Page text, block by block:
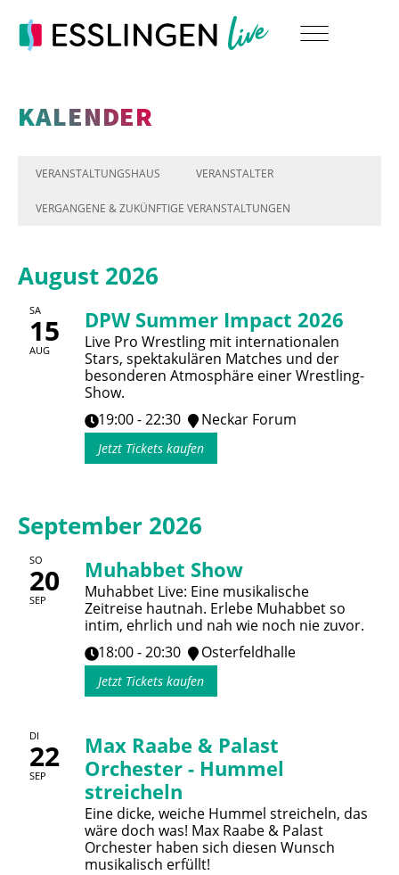
KALENDER
VERANSTALTUNGSHAUS VERANSTALTER
VERGANGENE & ZUKÜNFTIGE VERANSTALTUNGEN
August 2026
SA
15
AUG
DPW Summer Impact 2026
Live Pro Wrestling mit internationalen
Stars, spektakulären Matches und der
besonderen Atmosphäre einer Wrestling-
Show.
19:00 - 22:30
Neckar Forum
Jetzt Tickets kaufen
September 2026
SO
20
SEP
Muhabbet Show
Muhabbet Live: Eine musikalische
Zeitreise hautnah. Erlebe Muhabbet so
intim, ehrlich und nah wie noch nie zuvor.
18:00 - 20:30
Osterfeldhalle
Jetzt Tickets kaufen
DI
22
SEP
Max Raabe & Palast
Orchester - Hummel
streicheln
Eine dicke, weiche Hummel streicheln, das
wäre doch was! Max Raabe & Palast
Orchester haben sich diesen Wunsch
musikalisch erfüllt!